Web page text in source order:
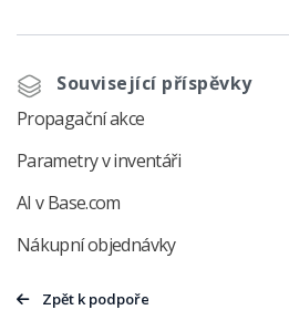
Související příspěvky
Propagační akce
Parametry v inventáři
AI v Base.com
Nákupní objednávky
Zpět k podpoře